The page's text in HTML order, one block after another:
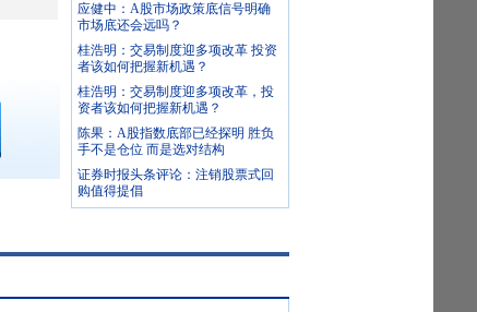
应健中：A股市场政策底信号明确
市场底还会远吗？
桂浩明：交易制度迎多项改革 投资
者该如何把握新机遇？
桂浩明：交易制度迎多项改革，投
资者该如何把握新机遇？
陈果：A股指数底部已经探明 胜负
手不是仓位 而是选对结构
证券时报头条评论：注销股票式回
购值得提倡